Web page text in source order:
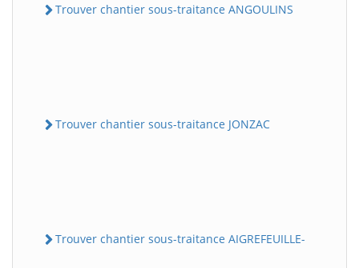
Trouver chantier sous-traitance ANGOULINS
Trouver chantier sous-traitance JONZAC
Trouver chantier sous-traitance AIGREFEUILLE-